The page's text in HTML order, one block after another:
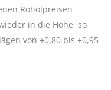
Rohölpreisen
in die Höhe, so
von +0,80 bis +0,95